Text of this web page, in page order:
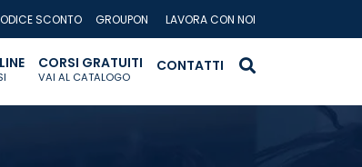
SCONTO GROUPON LAVORA CON NOI
CORSI GRATUITI
VAI AL CATALOGO
CONTATTI